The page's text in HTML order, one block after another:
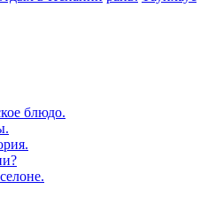
блюдо.